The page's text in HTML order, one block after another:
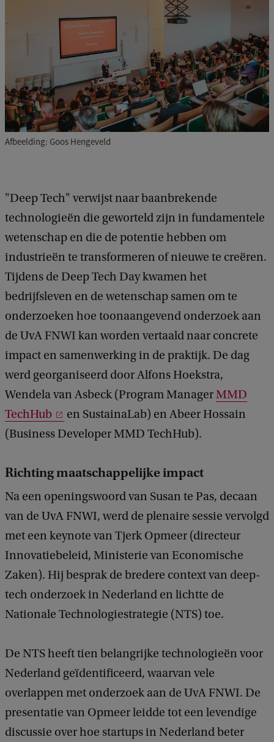
Afbeelding: Goos Hengeveld
"Deep Tech" verwijst naar baanbrekende
technologieën die geworteld zijn in fundamentele
wetenschap en die de potentie hebben om
industrieën te transformeren of nieuwe te creëren.
Tijdens de Deep Tech Day kwamen het
bedrijfsleven en de wetenschap samen om te
onderzoeken hoe toonaangevend onderzoek aan
de UvA FNWI kan worden vertaald naar concrete
impact en samenwerking in de praktijk. De dag
werd georganiseerd door Alfons Hoekstra,
Wendela van Asbeck (Program ManagerMMD
TechHub
en SustainaLab) en Abeer Hossain
(Business Developer MMD TechHub).
Richting maatschappelijke impact
Na een openingswoord van Susan te Pas, decaan
van de UvA FNWI, werd de plenaire sessie vervolgd
met een keynote van Tjerk Opmeer (directeur
Innovatiebeleid, Ministerie van Economische
Zaken). Hij besprak de bredere context van deep-
tech onderzoek in Nederland en lichtte de
Nationale Technologiestrategie (NTS) toe.
De NTS heeft tien belangrijke technologieën voor
Nederland geïdentificeerd, waarvan vele
overlappen met onderzoek aan de UvA FNWI. De
presentatie van Opmeer leidde tot een levendige
discussie over hoe startups in Nederland beter